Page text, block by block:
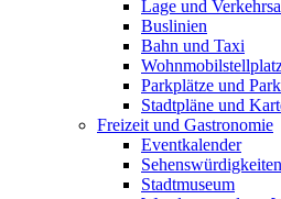
Lage und
Buslinien
Bahn und Taxi
Parkplätze und
Stadtpläne und
Freizeit und Gastronomie
Eventkalender
Stadtmuseum